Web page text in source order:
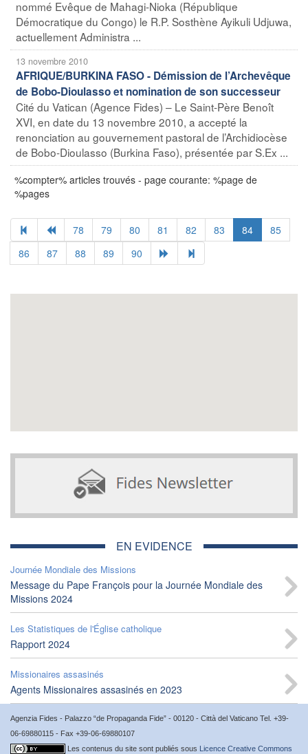
nommé Evêque de Mahagi-Nioka (République
Démocratique du Congo) le R.P. Sosthène Ayikuli Udjuwa,
actuellement Administra ...
13 novembre 2010
AFRIQUE/BURKINA FASO - Démission de l’Archevêque
de Bobo-Dioulasso et nomination de son successeur
Cité du Vatican (Agence Fides) – Le Saint-Père Benoît
XVI, en date du 13 novembre 2010, a accepté la
renonciation au gouvernement pastoral de l’Archidiocèse
de Bobo-Dioulasso (Burkina Faso), présentée par S.Ex ...
%compter% articles trouvés - page courante: %page de
%pages
78 79 80 81 82 83 84
85
86
87 88 89 90
EN EVIDENCE
Journée Mondiale des Missions
Message du Pape François pour la Journée Mondiale des
Missions 2024
Les Statistiques de l'Église catholique
Rapport 2024
Missionaires assasinés
Agents Missionaires assasinés en 2023
Agenzia Fides - Palazzo “de Propaganda Fide” - 00120 - Città del Vaticano Tel. +39-
06-69880115 - Fax +39-06-69880107
Les contenus du site sont publiés sous Licence Creative Commons